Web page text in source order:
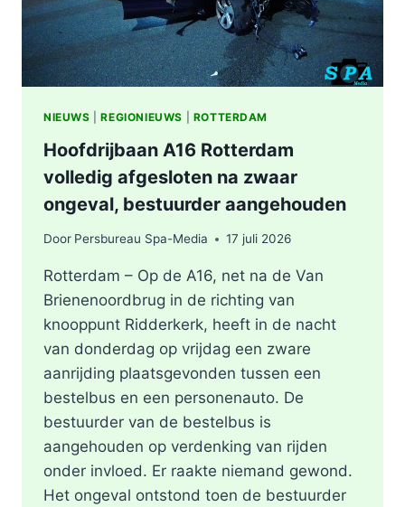
NIEUWS |REGIONIEUWS ROTTERDAM
Hoofdrijbaan A16 Rotterdam
volledig afgesloten na zwaar
ongeval, bestuurder aangehouden
Door Persbureau Spa-Media 17 juli 2026
Rotterdam – Op de A16, net na de Van
Brienenoordbrug in de richting van
knooppunt Ridderkerk, heeft in de nacht
van donderdag op vrijdag een zware
aanrijding plaatsgevonden tussen een
bestelbus en een personenauto. De
bestuurder van de bestelbus is
aangehouden op verdenking van rijden
onder invloed. Er raakte niemand gewond.
Het ongeval ontstond toen de bestuurder